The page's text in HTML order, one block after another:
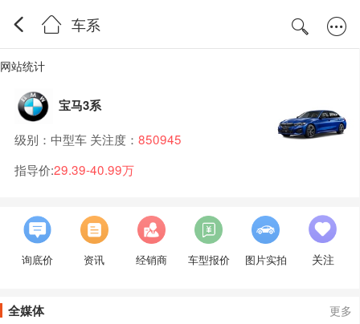
车系
网站统计
宝马3系
级别：中型车 关注度： 850945
指导价:29.39-40.99万
询底价 资讯 经销商 车型报价 图片实拍 关注
全媒体 更多